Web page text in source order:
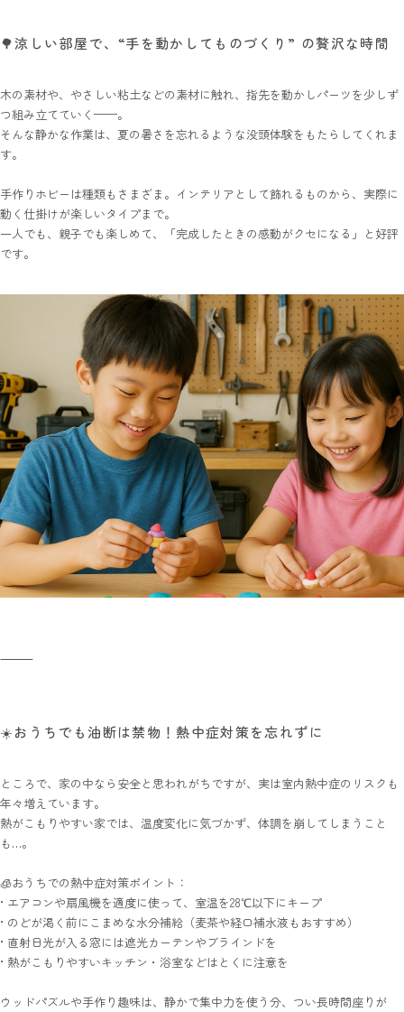
🌳涼しい部屋で、“手を動かしてものづくり” の贅沢な時間
木の素材や、やさしい粘土などの素材に触れ、指先を動かしパーツを少しず
つ組み立てていく——。
そんな静かな作業は、夏の暑さを忘れるような没頭体験をもたらしてくれま
す。
手作りホビーは種類もさまざま。インテリアとして飾れるものから、実際に
動く仕掛けが楽しいタイプまで。
一人でも、親子でも楽しめて、「完成したときの感動がクセになる」と好評
です。
⸻
☀️おうちでも油断は禁物！熱中症対策を忘れずに
ところで、家の中なら安全と思われがちですが、実は室内熱中症のリスクも
年々増えています。
熱がこもりやすい家では、温度変化に気づかず、体調を崩してしまうこと
も…。
🧊おうちでの熱中症対策ポイント：
• エアコンや扇風機を適度に使って、室温を28℃以下にキープ
• のどが渇く前にこまめな水分補給（麦茶や経口補水液もおすすめ）
• 直射日光が入る窓には遮光カーテンやブラインドを
• 熱がこもりやすいキッチン・浴室などはとくに注意を
ウッドパズルや手作り趣味は、静かで集中力を使う分、つい長時間座りが